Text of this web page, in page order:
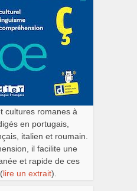
cultures romanes à
en portugais,
italien et roumain.
il facilite une
et rapide de ces
lire un extrait).